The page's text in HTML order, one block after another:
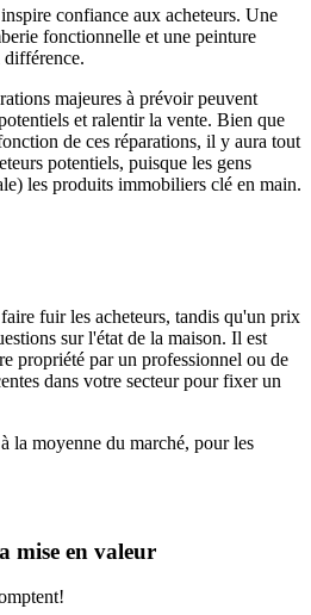
confiance aux acheteurs. Une
fonctionnelle et une peinture
majeures à prévoir peuvent
et ralentir la vente. Bien que
de ces réparations, il y aura tout
potentiels, puisque les gens
les produits immobiliers clé en main.
fuir les acheteurs, tandis qu'un prix
sur l'état de la maison. Il est
propriété par un professionnel ou de
dans votre secteur pour fixer un
la moyenne du marché, pour les
mise en valeur